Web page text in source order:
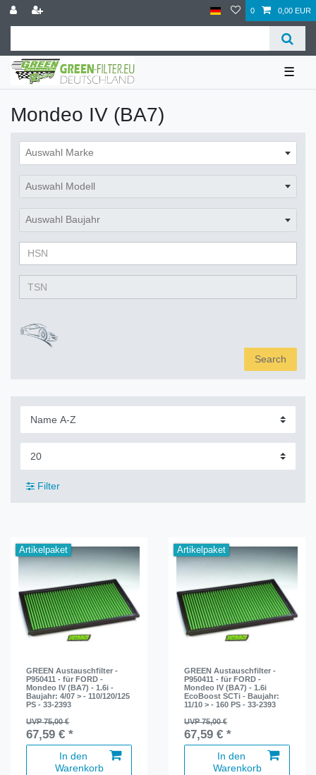
0 0,00 EUR
☰
Mondeo IV (BA7)
Auswahl Marke
Auswahl Modell
Auswahl Baujahr
Search
Filter
Artikelpaket
GREEN Austauschfilter -
P950411 - für FORD -
Mondeo IV (BA7) - 1.6i -
Baujahr: 4/07 > - 110/120/125
PS - 33-2393
UVP 75,00 €
67,59 € *
In den
Warenkorb
Artikelpaket
GREEN Austauschfilter -
P950411 - für FORD -
Mondeo IV (BA7) - 1.6i
EcoBoost SCTi - Baujahr:
11/10 > - 160 PS - 33-2393
UVP 75,00 €
67,59 € *
In den
Warenkorb